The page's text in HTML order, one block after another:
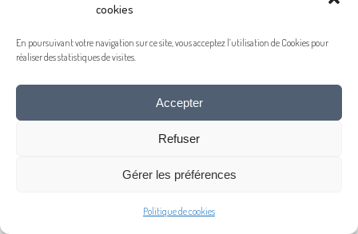
cookies
En poursuivant votre navigation sur ce site, vous acceptez l’utilisation de Cookies pour
réaliser des statistiques de visites.
Accepter
Refuser
Gérer les préférences
Politique de cookies